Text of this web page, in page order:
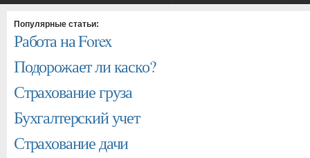
Популярные статьи:
Работа на Forex
Подорожает ли каско?
Страхование груза
Бухгалтерский учет
Страхование дачи